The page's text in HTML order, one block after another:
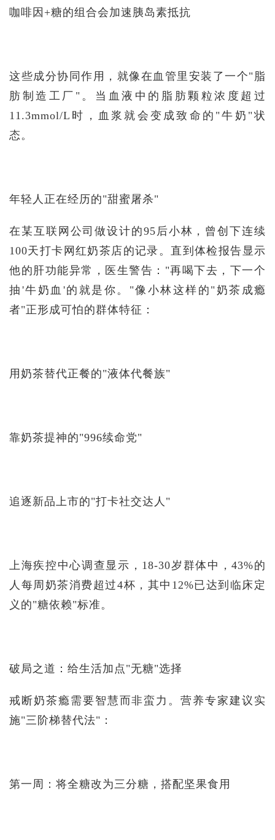
咖啡因+糖的组合会加速胰岛素抵抗
这些成分协同作用，就像在血管里安装了一个"脂
肪制造工厂"。当血液中的脂肪颗粒浓度超过
11.3mmol/L时，血浆就会变成致命的"牛奶"状
态。
年轻人正在经历的"甜蜜屠杀"
在某互联网公司做设计的95后小林，曾创下连续
100天打卡网红奶茶店的记录。直到体检报告显示
他的肝功能异常，医生警告："再喝下去，下一个
抽'牛奶血'的就是你。"像小林这样的"奶茶成瘾
者"正形成可怕的群体特征：
用奶茶替代正餐的"液体代餐族"
靠奶茶提神的"996续命党"
追逐新品上市的"打卡社交达人"
上海疾控中心调查显示，18-30岁群体中，43%的
人每周奶茶消费超过4杯，其中12%已达到临床定
义的"糖依赖"标准。
破局之道：给生活加点"无糖"选择
戒断奶茶瘾需要智慧而非蛮力。营养专家建议实
施"三阶梯替代法"：
第一周：将全糖改为三分糖，搭配坚果食用